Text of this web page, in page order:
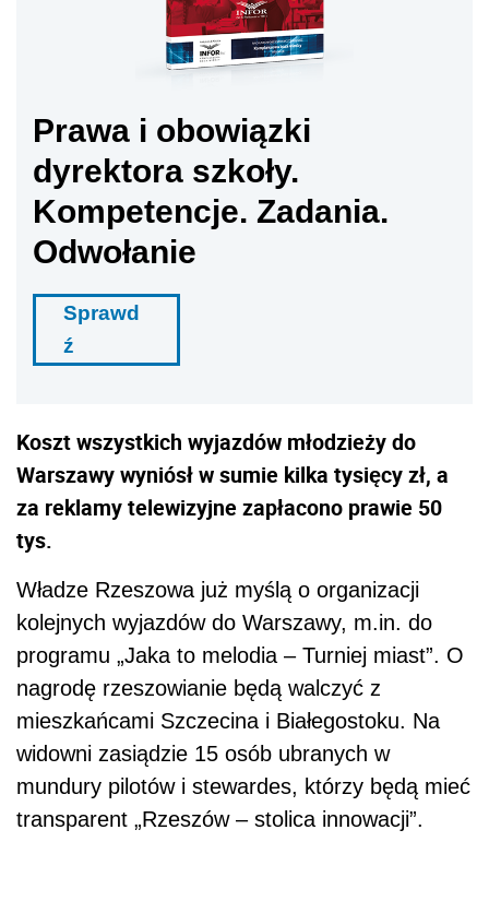
Prawa i obowiązki
dyrektora szkoły.
Kompetencje. Zadania.
Odwołanie
Sprawd
ź
Koszt wszystkich wyjazdów młodzieży do
Warszawy wyniósł w sumie kilka tysięcy zł, a
za reklamy telewizyjne zapłacono prawie 50
tys.
Władze Rzeszowa już myślą o organizacji
kolejnych wyjazdów do Warszawy, m.in. do
programu „Jaka to melodia – Turniej miast”. O
nagrodę rzeszowianie będą walczyć z
mieszkańcami Szczecina i Białegostoku. Na
widowni zasiądzie 15 osób ubranych w
mundury pilotów i stewardes, którzy będą mieć
transparent „Rzeszów – stolica innowacji”.